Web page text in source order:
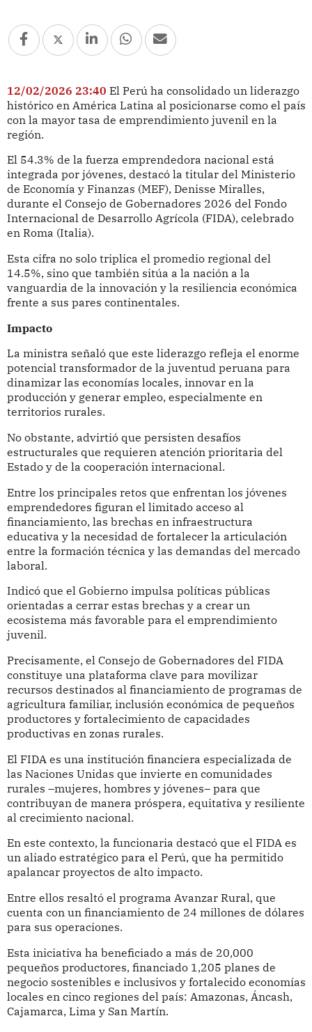
12/02/2026 23:40 El Perú ha consolidado un liderazgo
histórico en América Latina al posicionarse como el país
con la mayor tasa de emprendimiento juvenil en la
región.
El 54.3% de la fuerza emprendedora nacional está
integrada por jóvenes, destacó la titular del Ministerio
de Economía y Finanzas (MEF), Denisse Miralles,
durante el Consejo de Gobernadores 2026 del Fondo
Internacional de Desarrollo Agrícola (FIDA), celebrado
en Roma (Italia).
Esta cifra no solo triplica el promedio regional del
14.5%, sino que también sitúa a la nación a la
vanguardia de la innovación y la resiliencia económica
frente a sus pares continentales.
Impacto
La ministra señaló que este liderazgo refleja el enorme
potencial transformador de la juventud peruana para
dinamizar las economías locales, innovar en la
producción y generar empleo, especialmente en
territorios rurales.
No obstante, advirtió que persisten desafíos
estructurales que requieren atención prioritaria del
Estado y de la cooperación internacional.
Entre los principales retos que enfrentan los jóvenes
emprendedores figuran el limitado acceso al
financiamiento, las brechas en infraestructura
educativa y la necesidad de fortalecer la articulación
entre la formación técnica y las demandas del mercado
laboral.
Indicó que el Gobierno impulsa políticas públicas
orientadas a cerrar estas brechas y a crear un
ecosistema más favorable para el emprendimiento
juvenil.
Precisamente, el Consejo de Gobernadores del FIDA
constituye una plataforma clave para movilizar
recursos destinados al financiamiento de programas de
agricultura familiar, inclusión económica de pequeños
productores y fortalecimiento de capacidades
productivas en zonas rurales.
El FIDA es una institución financiera especializada de
las Naciones Unidas que invierte en comunidades
rurales –mujeres, hombres y jóvenes– para que
contribuyan de manera próspera, equitativa y resiliente
al crecimiento nacional.
En este contexto, la funcionaria destacó que el FIDA es
un aliado estratégico para el Perú, que ha permitido
apalancar proyectos de alto impacto.
Entre ellos resaltó el programa Avanzar Rural, que
cuenta con un financiamiento de 24 millones de dólares
para sus operaciones.
Esta iniciativa ha beneficiado a más de 20,000
pequeños productores, financiado 1,205 planes de
negocio sostenibles e inclusivos y fortalecido economías
locales en cinco regiones del país: Amazonas, Áncash,
Cajamarca, Lima y San Martín.